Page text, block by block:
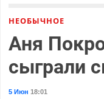
НЕОБЫЧНОЕ
Аня
сыграли
5 Июн 18:01